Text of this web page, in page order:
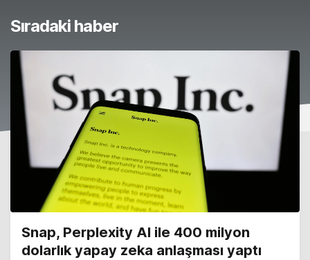
Sıradaki haber
Snap, Perplexity AI ile 400 milyon
dolarlık yapay zeka anlaşması yaptı